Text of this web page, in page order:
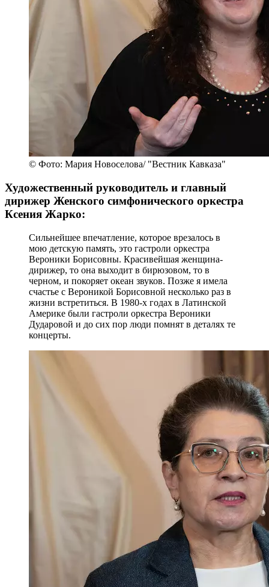
© Фото: Мария Новоселова/ "Вестник Кавказа"
Художественный руководитель и главный
дирижер Женского симфонического оркестра
Ксения Жарко:
Сильнейшее впечатление, которое врезалось в
мою детскую память, это гастроли оркестра
Вероники Борисовны. Красивейшая женщина-
дирижер, то она выходит в бирюзовом, то в
черном, и покоряет океан звуков. Позже я имела
счастье с Вероникой Борисовной несколько раз в
жизни встретиться. В 1980-х годах в Латинской
Америке были гастроли оркестра Вероники
Дударовой и до сих пор люди помнят в деталях те
концерты.